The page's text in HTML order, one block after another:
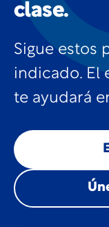
clase.
Sigue estos
indicado. El
te ayudará